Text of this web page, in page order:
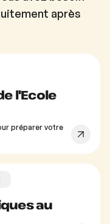
après
l'Ecole
préparer votre
au